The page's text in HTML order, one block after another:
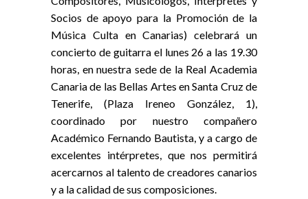
Socios de apoyo para la Promoción de la
Música Culta en Canarias) celebrará un
concierto de guitarra el lunes 26 a las 19.30
horas, en nuestra sede de la Real Academia
Canaria de las Bellas Artes en Santa Cruz de
Tenerife, (Plaza Ireneo González, 1),
coordinado por nuestro compañero
Académico Fernando Bautista, y a cargo de
excelentes intérpretes, que nos permitirá
acercarnos al talento de creadores canarios
y a la calidad de sus composiciones.